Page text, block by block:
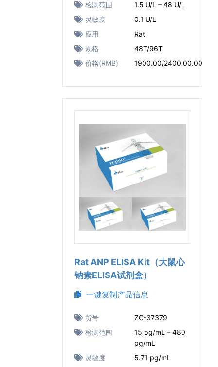
检测范围
1.5 U/L – 48 U/L
灵敏度
0.1 U/L
应用
Rat
规格
48T/96T
价格(RMB)
1900.00/2400.00.00
Rat ANP ELISA Kit（大鼠心
钠素ELISA试剂盒）
一键复制产品信息
货号
ZC-37379
检测范围
15 pg/mL – 480
pg/mL
灵敏度
5.71 pg/mL